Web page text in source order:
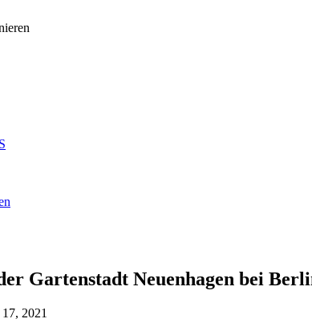
Gartenstadt Neuenhagen bei
2021